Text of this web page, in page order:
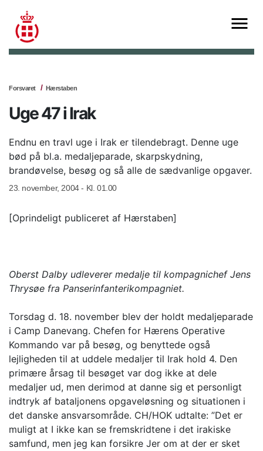
Forsvaret Hærstaben
Uge 47 i Irak
Endnu en travl uge i Irak er tilendebragt. Denne uge
bød på bl.a. medaljeparade, skarpskydning,
brandøvelse, besøg og så alle de sædvanlige opgaver.
23. november, 2004 - Kl. 01.00
[Oprindeligt publiceret af Hærstaben]
Oberst Dalby udleverer medalje til kompagnichef Jens
Thrysøe fra Panserinfanterikompagniet.
Torsdag d. 18. november blev der holdt medaljeparade
i Camp Danevang. Chefen for Hærens Operative
Kommando var på besøg, og benyttede også
lejligheden til at uddele medaljer til Irak hold 4. Den
primære årsag til besøget var dog ikke at dele
medaljer ud, men derimod at danne sig et personligt
indtryk af bataljonens opgaveløsning og situationen i
det danske ansvarsområde. CH/HOK udtalte: ”Det er
muligt at I ikke kan se fremskridtene i det irakiske
samfund, men jeg kan forsikre Jer om at der er sket